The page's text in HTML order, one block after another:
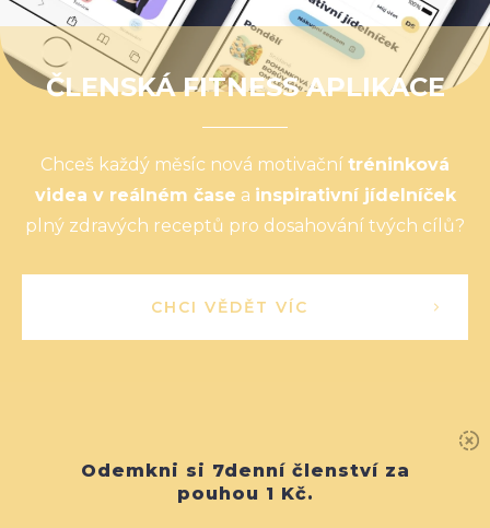
ČLENSKÁ FITNESS APLIKACE
Chceš každý měsíc nová motivační tréninková
videa v reálném čase a inspirativní jídelníček
plný zdravých receptů pro dosahování tvých cílů?
CHCI VĚDĚT VÍC
Odemkni si 7denní členství za
pouhou 1 Kč.